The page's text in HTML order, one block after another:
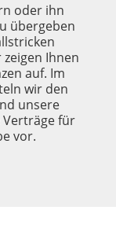
oder ihn
übergeben
Ihnen
auf. Im
wir den
unsere
Verträge für
vor.